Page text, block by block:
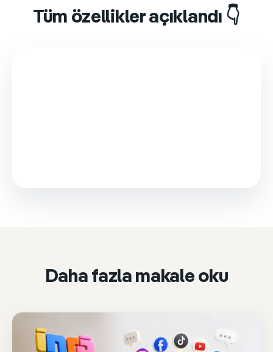
Tüm özellikler açıklandı 👇
Daha fazla makale oku